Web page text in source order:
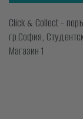
Click & Collect -
гр.София,
Магазин 1